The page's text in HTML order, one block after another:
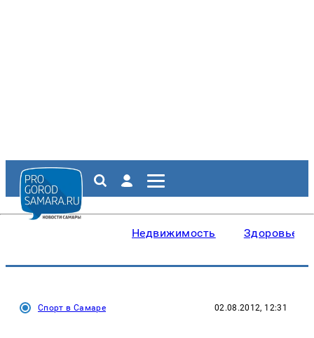
Недвижимость Здоровье
Спорт в Самаре 02.08.2012, 12:31